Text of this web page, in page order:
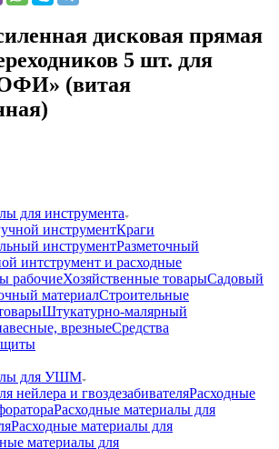
дисковая прямая
5 шт. для
(витая
для инструмента
инструментКраги
инструментРазметочный
интструмент и расходные
рабочиеХозяйственные товарыСадовый
материалСтроительные
Штукатурно-малярный
врезныеСредства
для УШМ
нейлера и гвоздезабивателяРасходные
Расходные материалы для
Расходные материалы для
материалы для